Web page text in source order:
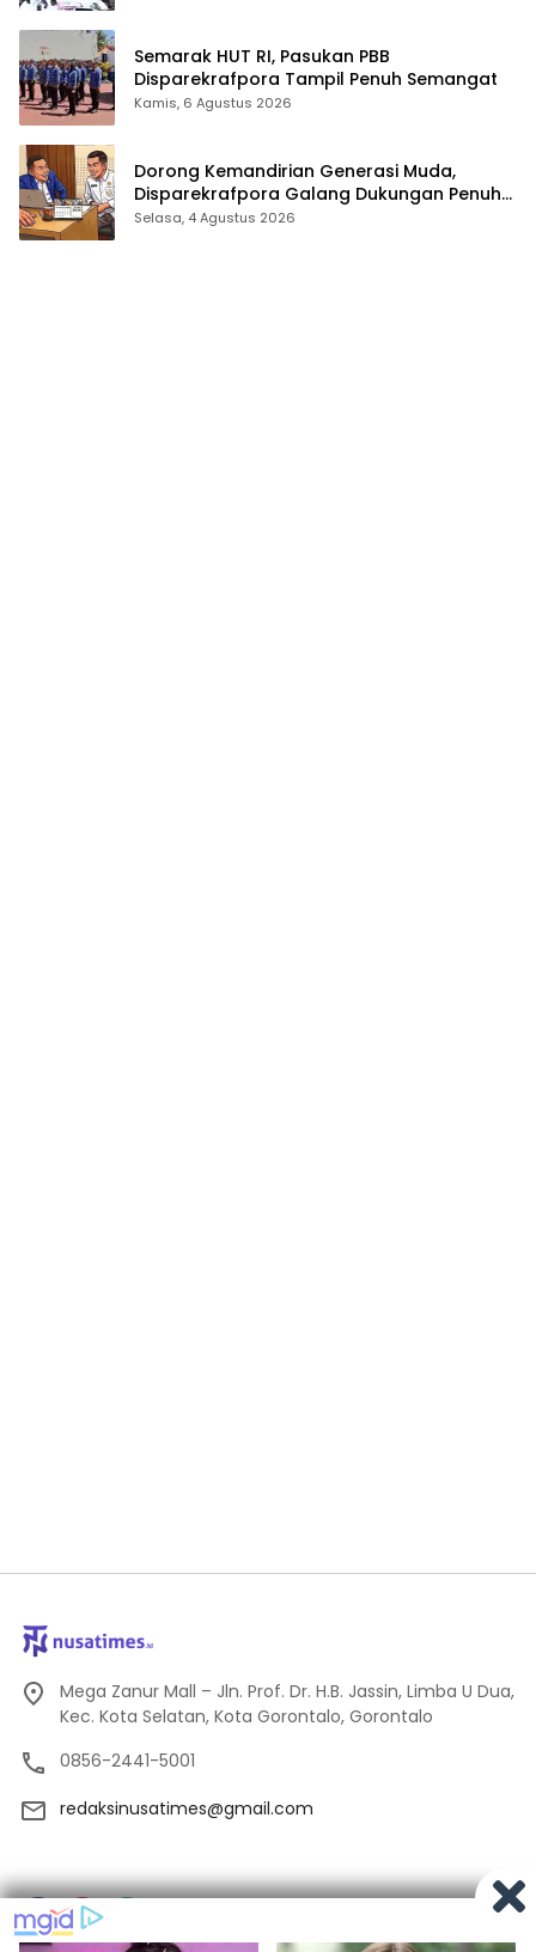
Semarak HUT RI, Pasukan PBB
Disparekrafpora Tampil Penuh Semangat
Kamis, 6 Agustus 2026
Dorong Kemandirian Generasi Muda,
Disparekrafpora Galang Dukungan Penuh
Para Aleg Deprov
Selasa, 4 Agustus 2026
Mega Zanur Mall – Jln. Prof. Dr. H.B. Jassin, Limba U Dua,
Kec. Kota Selatan, Kota Gorontalo, Gorontalo
0856-2441-5001
redaksinusatimes@gmail.com